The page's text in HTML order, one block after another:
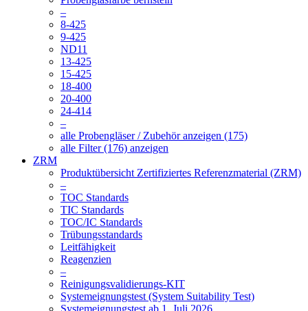
–
8-425
9-425
ND11
13-425
15-425
18-400
20-400
24-414
–
alle Probengläser / Zubehör anzeigen (175)
alle Filter (176) anzeigen
ZRM
Produktübersicht Zertifiziertes Referenzmaterial (ZRM)
–
TOC Standards
TIC Standards
TOC/IC Standards
Trübungsstandards
Leitfähigkeit
Reagenzien
–
Reinigungsvalidierungs-KIT
Systemeignungstest (System Suitability Test)
Systemeignungstest ab 1. Juli 2026